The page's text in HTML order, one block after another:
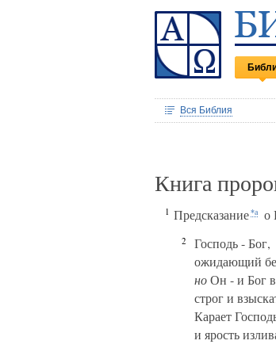
Вся Библия
Книга
1 Предсказание*а о
2
Господь - Бог,
ожидающий
ноОн - и Бог
строг и
Карает
и ярость